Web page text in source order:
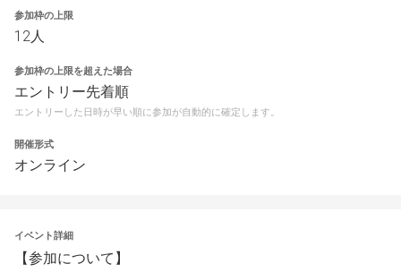
参加枠の上限
12人
参加枠の上限を超えた場合
エントリー先着順
エントリーした日時が早い順に参加が自動的に確定します。
開催形式
オンライン
イベント詳細
【参加について】